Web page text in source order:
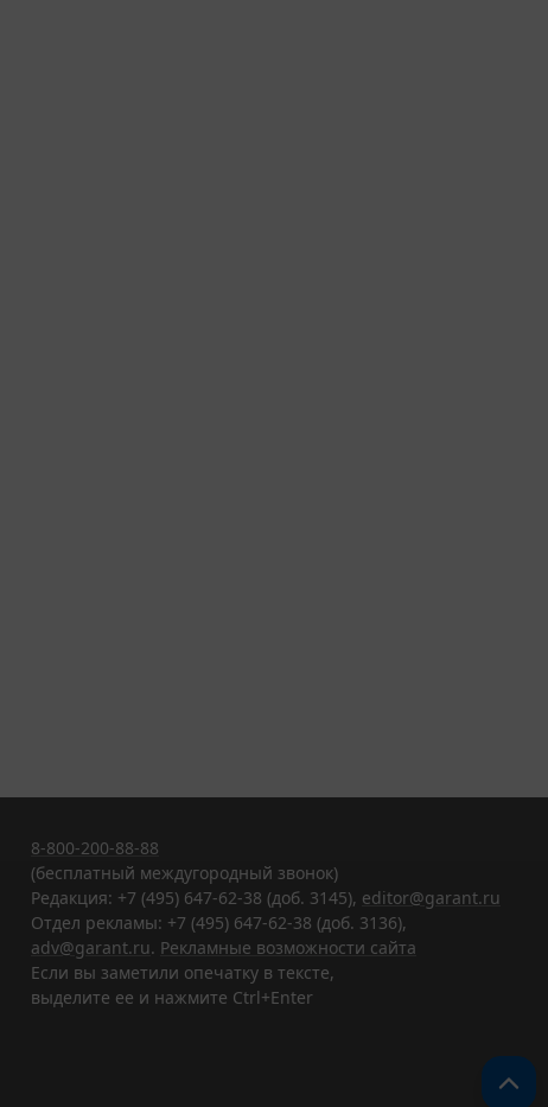
8-800-200-88-88
(бесплатный междугородный звонок)
Редакция: +7 (495) 647-62-38 (доб. 3145), editor@garant.ru
Отдел рекламы: +7 (495) 647-62-38 (доб. 3136),
adv@garant.ru. Рекламные возможности сайта
Если вы заметили опечатку в тексте,
выделите ее и нажмите Ctrl+Enter